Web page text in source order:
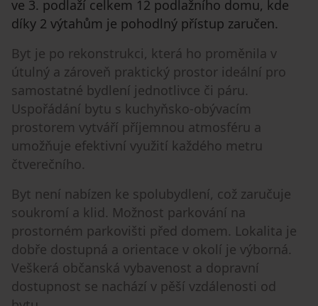
ve 3. podlaží celkem 12 podlažního domu, kde
díky 2 výtahům je pohodlný přístup zaručen.
Byt je po rekonstrukci, která ho proměnila v
útulný a zároveň praktický prostor ideální pro
samostatné bydlení jednotlivce či páru.
Uspořádání bytu s kuchyňsko-obývacím
prostorem vytváří příjemnou atmosféru a
umožňuje efektivní využití každého metru
čtverečního.
Byt není nabízen ke spolubydlení, což zaručuje
soukromí a klid. Možnost parkování na
prostorném parkovišti před domem. Lokalita je
dobře dostupná a orientace v okolí je výborná.
Veškerá občanská vybavenost a dopravní
dostupnost se nachází v pěší vzdálenosti od